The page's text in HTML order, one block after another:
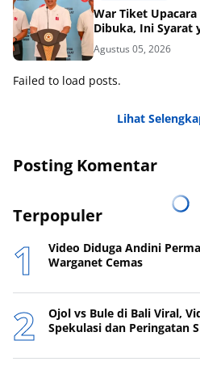
War Tiket Upacara
Dibuka, Ini Syarat
Agustus 05, 2026
Failed to load posts.
Lihat
Posting Komentar
Terpopuler
Video Diduga Andini
Warganet Cemas
Ojol vs Bule di Bali Viral,
Spekulasi dan Peringatan